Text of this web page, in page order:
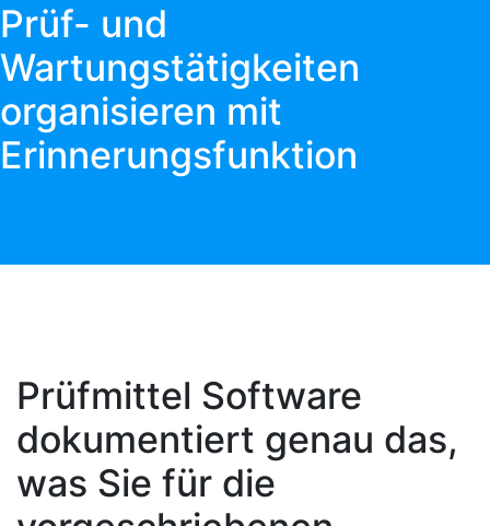
Prüf- und
Wartungstätigkeiten
organisieren mit
Erinnerungsfunktion
Prüfmittel Software
dokumentiert genau das,
was Sie für die